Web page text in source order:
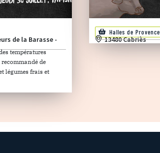
de la Barasse -
températures
de
légumes frais et
Halles de Provence
13480 Cabriès